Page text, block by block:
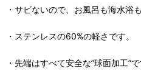
・サビないので、お風呂も海水浴
・ステンレスの60%の軽さです。
・先端はすべて安全な”球面加工”で